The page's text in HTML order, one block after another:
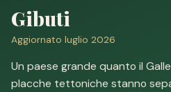
Gibuti
Aggiornato luglio 2026
Un paese grande quanto il
placche tettoniche stanno